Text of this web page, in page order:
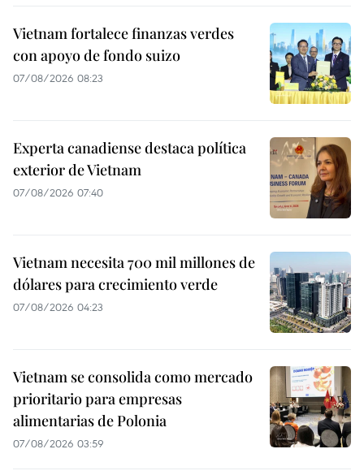
Vietnam fortalece finanzas verdes
con apoyo de fondo suizo
07/08/2026 08:23
Experta canadiense destaca política
exterior de Vietnam
07/08/2026 07:40
Vietnam necesita 700 mil millones de
dólares para crecimiento verde
07/08/2026 04:23
Vietnam se consolida como mercado
prioritario para empresas
alimentarias de Polonia
07/08/2026 03:59